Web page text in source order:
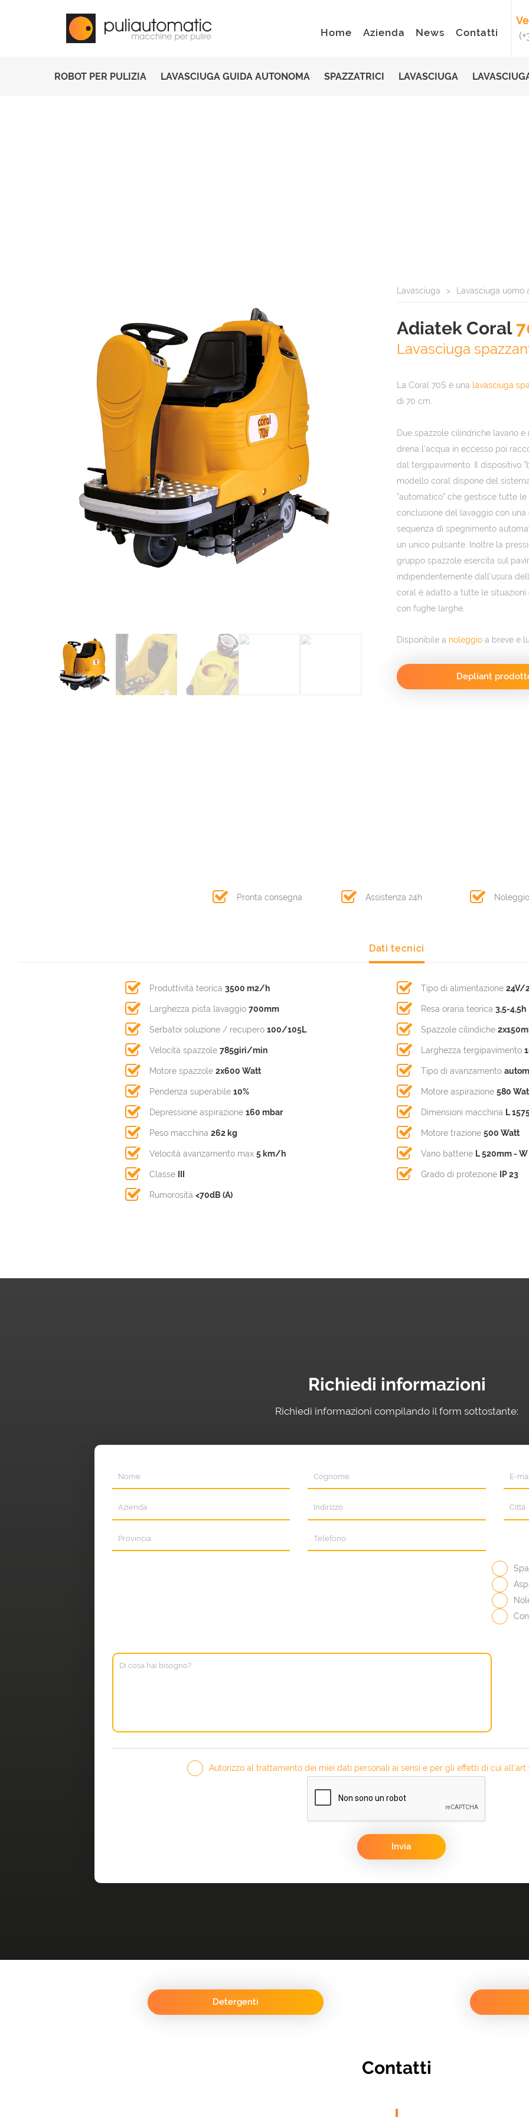
Home Azienda News Contatti
ROBOT PER PULIZIA LAVASCIUGA GUIDA AUTONOMA SPAZZATRICI LAVASCIUGA
AZIENDA
Lavasciuga Lavasciuga uomo
Adiatek Coral
Lavasciuga
La Coral 70S è una lavasciuga
di 70 cm.
Due spazzole cilindriche lavano
drena l’acqua in eccesso poi
dal tergipavimento. Il dispositivo
modello coral dispone del
”automatico” che gestisce tutte
conclusione del lavaggio con una
sequenza di spegnimento
un unico pulsante. Inoltre la
gruppo spazzole esercita sul
indipendentemente dall’usura
coral è adatto a tutte le
con fughe larghe.
Disponibile a noleggio a breve e
Depliant
Pronta consegna Assistenza 24h Noleggio
Dati tecnici
Produttività teorica 3500 m2/h Tipo di alimentazione 24V/
Larghezza pista lavaggio 700mm Resa oraria teorica 3,5-4,5h
Serbatoi soluzione / recupero 100/105L Spazzole cilindiche
Velocità spazzole 785giri/min Larghezza tergipavimento
Motore spazzole 2x600 Watt Tipo di avanzamento
Pendenza superabile 10% Motore aspirazione 580
Depressione aspirazione 160 mbar Dimensioni macchina L
Peso macchina 262 kg Motore trazione 500 Watt
Velocità avanzamento max 5 km/h Vano batterie L 520mm -
Classe Grado di protezione IP 23
Rumorosità <70dB (A)
Richiedi informazioni
Richiedi informazioni compilando il form sottostante:
Autorizzo al trattamento dei miei dati personali ai sensi e per gli effetti di cui
Detergenti
Contatti